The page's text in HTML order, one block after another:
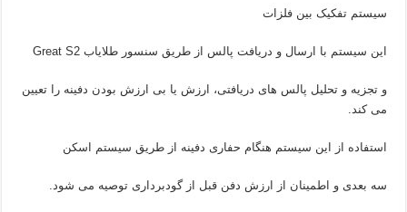
سیستم تفکیک بین فلزات
این سیستم با ارسال و دریافت پالس از طریق سنسور طلایاب Great S2
و تجزیه و تحلیل پالس های دریافتی، ارزش یا بی ارزش بودن دفینه را تعیین
می کند.
استفاده از این سیستم هنگام حفاری دفینه از طریق سیستم اسکن
سه بعدی و اطمینان از ارزش دفن قبل از گودبرداری توصیه می شود.